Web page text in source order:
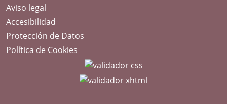
Aviso legal
Accesibilidad
Protección de Datos
Política de Cookies